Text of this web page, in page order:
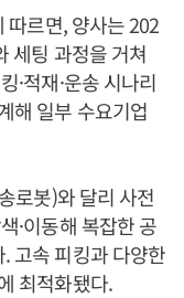
따르면, 양사는 202
세팅 과정을 거쳐
·적재·운송 시나리
해 일부 수요기업
로봇)와 달리 사전
·이동해 복잡한 공
고속 피킹과 다양한
최적화됐다.